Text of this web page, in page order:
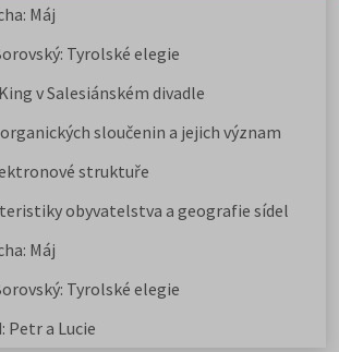
Máj
Tyrolské elegie
v Salesiánském divadle
sloučenin a jejich význam
struktuře
obyvatelstva a geografie sídel
Máj
Tyrolské elegie
Petr a Lucie